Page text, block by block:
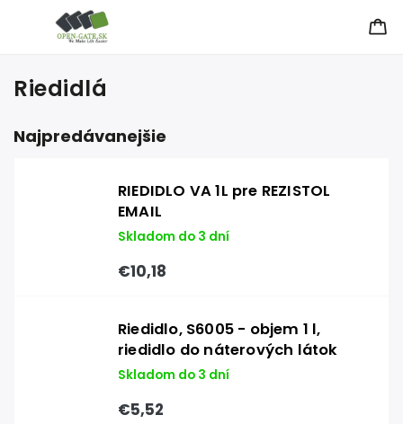
Riedidlá
Najpredávanejšie
RIEDIDLO VA 1L pre REZISTOL
EMAIL
Skladom do 3 dní
€10,18
Riedidlo, S6005 - objem 1 l,
riedidlo do náterových látok
Skladom do 3 dní
€5,52